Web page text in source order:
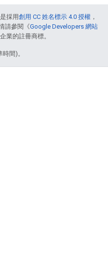
採用創用 CC 姓名標示 4.0 授權 ，
請參閱《Google Developers 網站
業的註冊商標。
間)。